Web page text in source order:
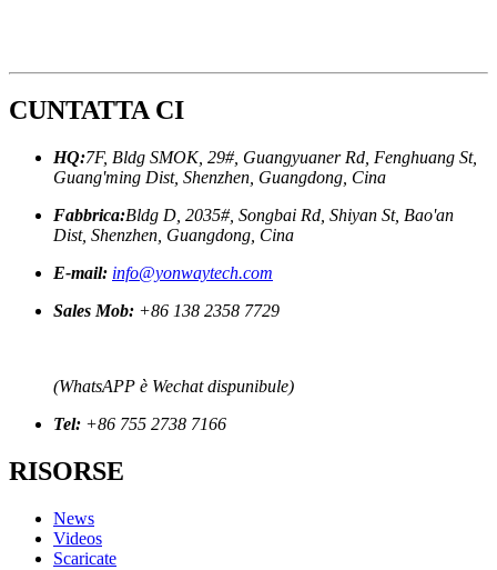
CUNTATTA CI
HQ:7F, Bldg SMOK, 29#, Guangyuaner Rd, Fenghuang St,
Guang'ming Dist, Shenzhen, Guangdong, Cina
Fabbrica:Bldg D, 2035#, Songbai Rd, Shiyan St, Bao'an
Dist, Shenzhen, Guangdong, Cina
E-mail: info@yonwaytech.com
Sales Mob: +86 138 2358 7729
(WhatsAPP è Wechat dispunibule)
Tel: +86 755 2738 7166
RISORSE
News
Videos
Scaricate